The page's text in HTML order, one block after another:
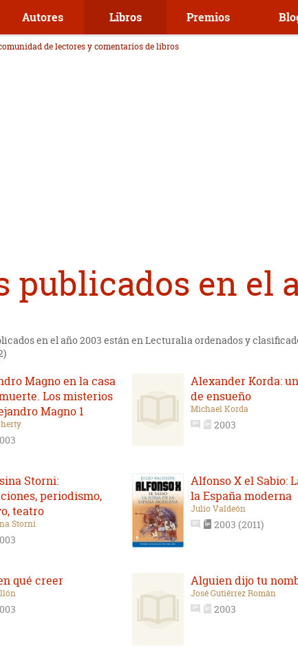
Autores Libros Premios
de lectores y comentarios de libros
publicados en el
en el año 2003 están en Lecturalia ordenados y
Magno en la casa
Los misterios
Magno 1
Alexander Korda:
de ensueño
Michael Korda
2003
Storni:
periodismo,
teatro
Storni
Alfonso X el Sabio:
la España moderna
Julio Valdeón
2003 (2011)
qué creer Alguien dijo tu
José Gutiérrez Román
2003